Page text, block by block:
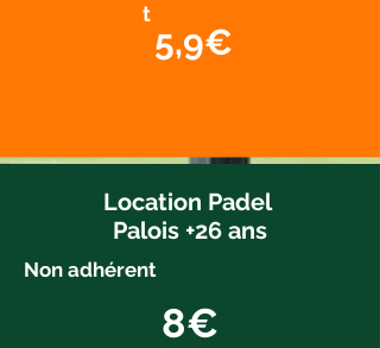
t
5,9€
Location Padel
Palois +26 ans
Non adhérent
8€